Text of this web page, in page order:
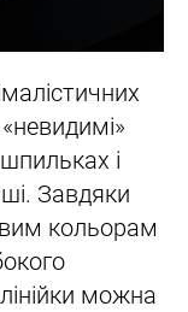
і
Завдяки
кольорам
можна